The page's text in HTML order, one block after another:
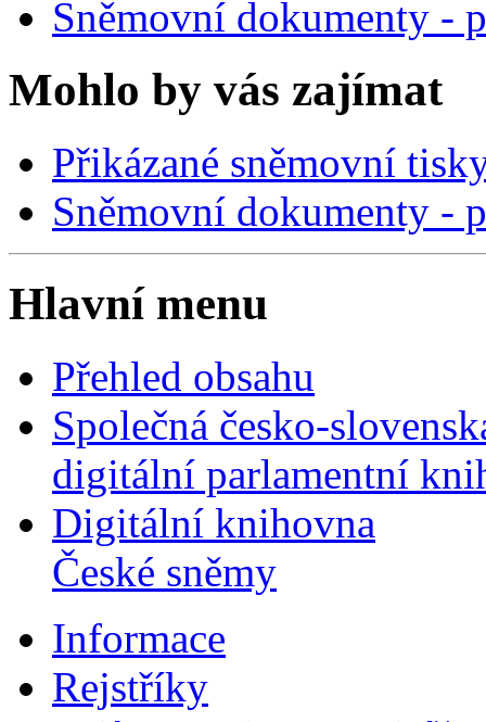
Sněmovní dokumenty -
Mohlo by vás zajímat
Přikázané sněmovní
Sněmovní dokumenty -
Hlavní menu
Přehled obsahu
Společná česko-
digitální parlamentní
Digitální knihovna
České sněmy
Informace
Rejstříky